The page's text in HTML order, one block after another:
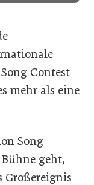
Contest
mehr als eine
Song
geht,